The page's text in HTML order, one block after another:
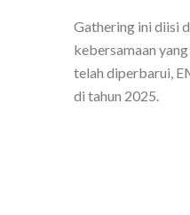
Gathering ini diisi
kebersamaan
telah diperbarui,
di tahun 2025.